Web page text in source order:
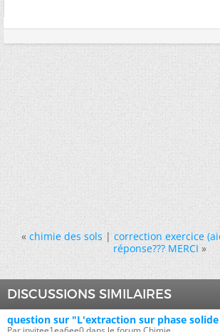
« chimie des sols|correction exercice
réponse??? MERCI »
DISCUSSIONS SIMILAIRES
question sur "L'extraction sur phase